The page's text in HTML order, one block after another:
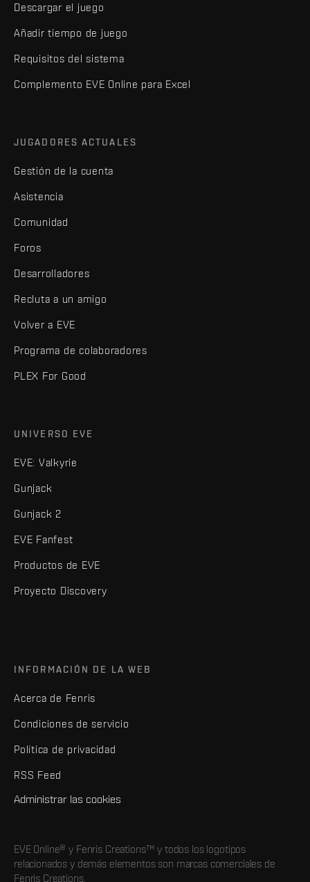
Descargar el juego
Añadir tiempo de juego
Requisitos del sistema
Complemento EVE Online para Excel
JUGADORES ACTUALES
Gestión de la cuenta
Asistencia
Comunidad
Foros
Desarrolladores
Recluta a un amigo
Volver a EVE
Programa de colaboradores
PLEX For Good
UNIVERSO EVE
EVE: Valkyrie
Gunjack
Gunjack 2
EVE Fanfest
Productos de EVE
Proyecto Discovery
INFORMACIÓN DE LA WEB
Acerca de Fenris
Condiciones de servicio
Política de privacidad
RSS Feed
Administrar las cookies
EVE Online® y Fenris Creations™ y todos los logotipos
relacionados y demás elementos son marcas comerciales de
Fenris Creations.